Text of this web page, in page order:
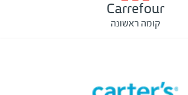
Carrefour
קומה ראשונה